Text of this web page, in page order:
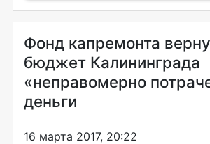
Фонд капремонта
бюджет Калининграда
«неправомерно
деньги
16 марта 2017, 20:22